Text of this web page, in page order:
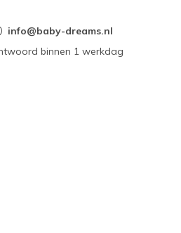
info@baby-dreams.nl
binnen 1 werkdag